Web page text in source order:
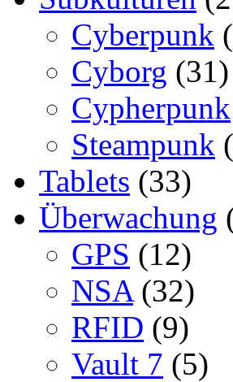
Cyberpunk
Cyborg (31)
Cypherpunk
Steampunk
Tablets (33)
Überwachung
GPS (12)
NSA(32)
RFID (9)
Vault 7 (5)